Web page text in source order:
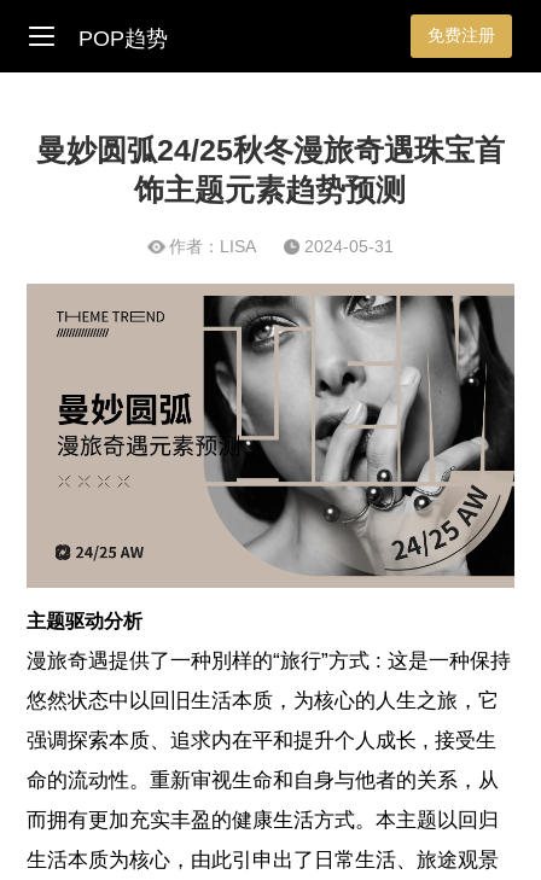
POP趋势 免费注册
曼妙圆弧24/25秋冬漫旅奇遇珠宝首
饰主题元素趋势预测
作者：LISA 2024-05-31
主题驱动分析
漫旅奇遇提供了一种別样的“旅行”方式 : 这是一种保持
悠然状态中以回旧生活本质，为核心的人生之旅，它
强调探索本质、追求内在平和提升个人成长 , 接受生
命的流动性。重新审视生命和自身与他者的关系，从
而拥有更加充实丰盈的健康生活方式。本主题以回归
生活本质为核心，由此引申出了日常生活、旅途观景